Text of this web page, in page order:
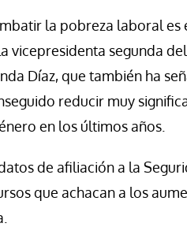
la pobreza laboral es
vicepresidenta segunda
Díaz, que también ha
reducir muy
en los últimos años.
de afiliación a la
que achacan a los
de Verano
de la
paz
Vicente